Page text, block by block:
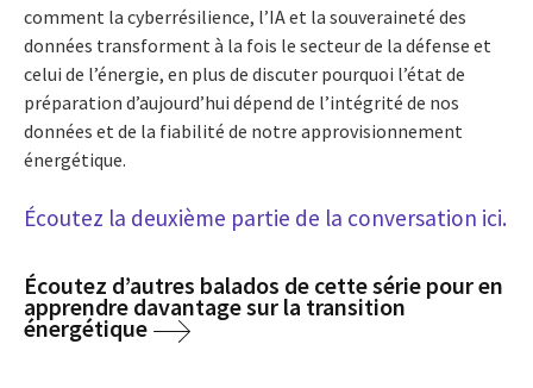
comment la cyberrésilience, l’IA et la souveraineté des
données transforment à la fois le secteur de la défense et
celui de l’énergie, en plus de discuter pourquoi l’état de
préparation d’aujourd’hui dépend de l’intégrité de nos
données et de la fiabilité de notre approvisionnement
énergétique.
Écoutez la deuxième partie de la conversation ici.
Écoutez d’autres balados de cette série pour en
apprendre davantage sur la transition
énergétique